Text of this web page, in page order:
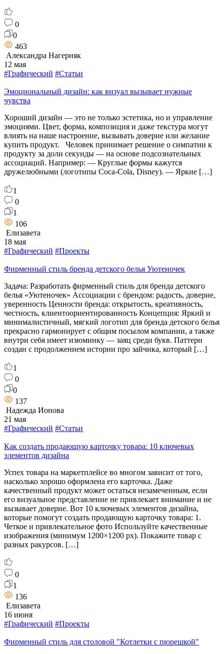
0
0
463
Александра Нагерняк
12 мая
#Графический #Статьи
Эмоциональный дизайн: как визуал вызывает нужные
чувства
Хороший дизайн — это не только эстетика, но и управление
эмоциями. Цвет, форма, композиция и даже текстура могут
влиять на наше настроение, вызывать доверие или желание
купить продукт. Человек принимает решение о симпатии к
продукту за доли секунды — на основе подсознательных
ассоциаций. Например: — Круглые формы кажутся
дружелюбными (логотипы Coca-Cola, Disney). — Яркие […]
1
0
1
106
Елизавета
18 мая
#Графический #Проекты
Фирменный стиль бренда детского белья Уютеночек
Задача: Разработать фирменный стиль для бренда детского
белья «Уютеночек» Ассоциации с брендом: радость, доверие,
уверенность Ценности бренда: открытость, креативность,
честность, клиентоориентированность Концепция: Яркий и
минималистичный, мягкий логотип для бренда детского белья
прекрасно гармонирует с общим посылом компании, а также
внутри себя имеет изюминку — заяц среди букв. Паттерн
создан с продолжением истории про зайчика, который […]
1
0
0
137
Надежда Ионова
21 мая
#Графический #Статьи
Как создать продающую карточку товара: 10 ключевых
элементов дизайна
Успех товара на маркетплейсе во многом зависит от того,
насколько хорошо оформлена его карточка. Даже
качественный продукт может остаться незамеченным, если
его визуальное представление не привлекает внимание и не
вызывает доверие. Вот 10 ключевых элементов дизайна,
которые помогут создать продающую карточку товара: 1.
Четкое и привлекательное фото Используйте качественные
изображения (минимум 1200×1200 px). Покажите товар с
разных ракурсов. […]
0
1
136
Елизавета
16 июня
#Графический #Проекты
Фирменный стиль для столовой "Котлетки с пюрешкой"